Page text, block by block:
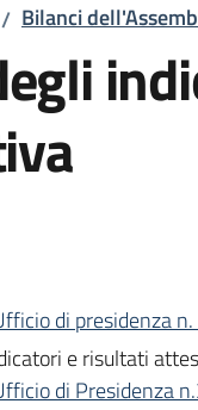
/ Bilanci
di presidenza
e risultati
di Presidenza